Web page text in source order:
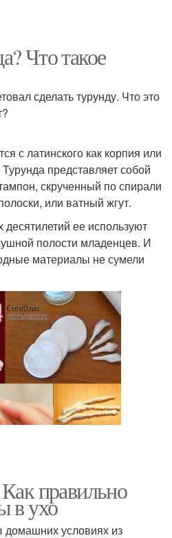
Что такое
сделать турунду. Что это
с латинского как корпия или
представляет собой
скрученный по спирали
или ватный жгут.
десятилетий ее используют
полости младенцев. И
материалы не сумели
правильно
в ухо
домашних условиях из